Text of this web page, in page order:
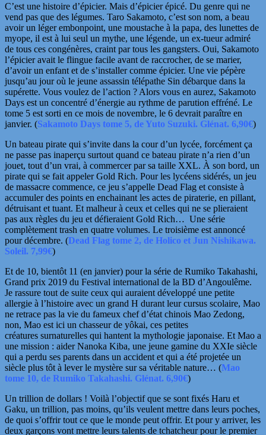
C’est une histoire d’épicier. Mais d’épicier épicé. Du genre qui ne
vend pas que des légumes. Taro Sakamoto, c’est son nom, a beau
avoir un léger embonpoint, une moustache à la papa, des lunettes de
myope, il est à lui seul un mythe, une légende, un ex-tueur admiré
de tous ces congénères, craint par tous les gangsters. Oui, Sakamoto
l’épicier avait le flingue facile avant de raccrocher, de se marier,
d’avoir un enfant et de s’installer comme épicier. Une vie pépère
jusqu’au jour où le jeune assassin télépathe Sin débarque dans la
supérette. Vous voulez de l’action ? Alors vous en aurez, Sakamoto
Days est un concentré d’énergie au rythme de parution effréné. Le
tome 5 est sorti en ce mois de novembre, le 6 devrait paraître en
janvier. (Sakamoto Days tome 5, de Yuto Suzuki. Glénat. 6,90€)
Un bateau pirate qui s’invite dans la cour d’un lycée, forcément ça
ne passe pas inaperçu surtout quand ce bateau pirate n’a rien d’un
jouet, tout d’un vrai, à commercer par sa taille XXL. À son bord, un
pirate qui se fait appeler Gold Rich. Pour les lycéens sidérés, un jeu
de massacre commence, ce jeu s’appelle Dead Flag et consiste à
accumulerdes points en enchainant les actes de piraterie, en pillant,
détruisant et tuant. Et malheur à ceux et celles qui ne se plieraient
pas aux règles du jeu et défieraient Gold Rich… Une série
complètement trash en quatre volumes. Le troisième est annoncé
pour décembre. (Dead Flag tome 2, de Holico et Jun Nishikawa.
Soleil. 7,99€)
Et de 10, bientôt 11 (en janvier) pour la série de Rumiko Takahashi,
Grand prix 2019 du Festival international de la BD d’Angoulême.
Je rassure tout de suite ceux qui auraient développé une petite
allergie à l’histoire avec un grand H durant leur cursus scolaire, Mao
ne retrace pas la vie du fameux chef d’état chinois Mao Zedong,
non, Mao est ici un chasseur de yôkai, ces petites
créatures surnaturelles qui hantent la mythologie japonaise. Et Mao a
une mission : aider Nanoka Kiba, une jeune gamine du XXIe siècle
qui a perdu ses parents dans un accident et qui a été projetée un
siècle plus tôt à lever le mystère sur sa véritable nature… (Mao
tome 10, de Rumiko Takahashi. Glénat. 6,90€)
Un trillion de dollars ! Voilà l’objectif que se sont fixés Haru et
Gaku, un trillion, pas moins, qu’ils veulent mettre dans leurs poches,
de quoi s’offrir tout ce que le monde peut offrir. Et pour y arriver, les
deux garçons vont mettre leurs talents de tchatcheur pour le premier